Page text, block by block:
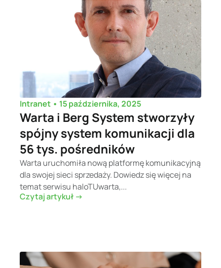
Intranet • 15 października, 2025
Warta i Berg System stworzyły
spójny system komunikacji dla
56 tys. pośredników
Warta uruchomiła nową platformę komunikacyjną
dla swojej sieci sprzedaży. Dowiedz się więcej na
temat serwisu haloTUwarta,...
Czytaj artykuł ->